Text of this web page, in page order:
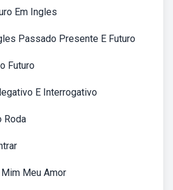
Em Ingles
Passado Presente E Futuro
Futuro
E Interrogativo
Roda
Meu Amor